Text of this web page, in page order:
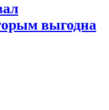
выгодна